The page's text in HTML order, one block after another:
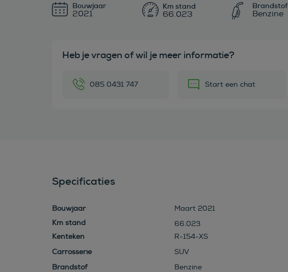
Bouwjaar
2021 66.023
Brandstof
Benzine
Heb je vragen of wil je meer informatie?
085 0431 747 Start een chat
Specificaties
Bouwjaar
Maart 2021
66.023
Kenteken
R-154-XS
Carrosserie
SUV
Brandstof
Benzine